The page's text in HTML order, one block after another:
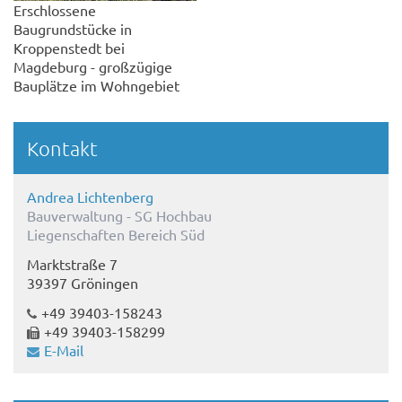
Erschlossene
Baugrundstücke in
Kroppenstedt bei
Magdeburg - großzügige
Bauplätze im Wohngebiet
Kontakt
Andrea Lichtenberg
Bauverwaltung - SG Hochbau
Liegenschaften Bereich Süd
Marktstraße 7
39397 Gröningen
+49 39403-158243
+49 39403-158299
E-Mail